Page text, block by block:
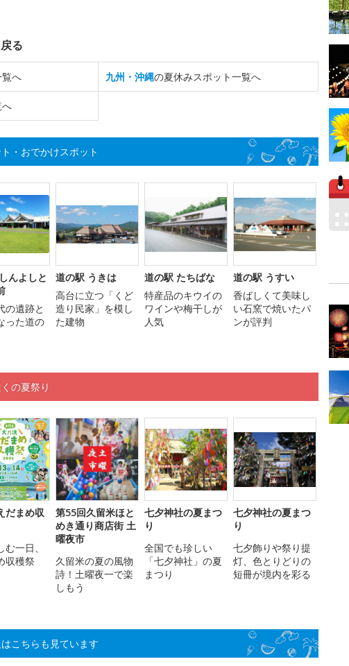
る
へ 九州・沖縄の夏休みスポット一覧へ
・おでかけスポット
んよしと
の遺跡と
った道の
道の駅 うきは
高台に立つ「くど
造り民家」を模し
た建物
道の駅 たちばな
特産品のキウイの
ワインや梅干しが
人気
道の駅 うすい
香ばしくて美味し
い石窯で焼いたパ
ンが評判
の夏祭り
だまめ収
一日、
収穫祭
第55回久留米ほと
めき通り商店街 土
曜夜市
久留米の夏の風物
詩！土曜夜一で楽
しもう
七夕神社の夏まつ
り
全国でも珍しい
「七夕神社」の夏
まつり
七夕神社の夏まつ
り
七夕飾りや祭り提
灯、色とりどりの
短冊が境内を彩る
こちらも見ています